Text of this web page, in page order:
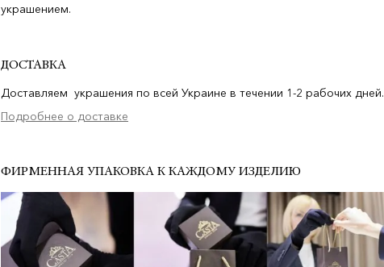
украшением.
ДОСТАВКА
Доставляем украшения по всей Украине в течении 1-2 рабочих дней.
Подробнее о доставке
ФИРМЕННАЯ УПАКОВКА К КАЖДОМУ ИЗДЕЛИЮ